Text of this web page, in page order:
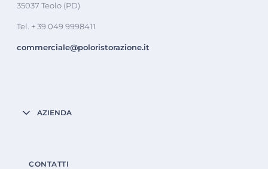
35037 Teolo (PD)
Tel. + 39 049 9998411
commerciale@poloristorazione.it
AZIENDA
CONTATTI